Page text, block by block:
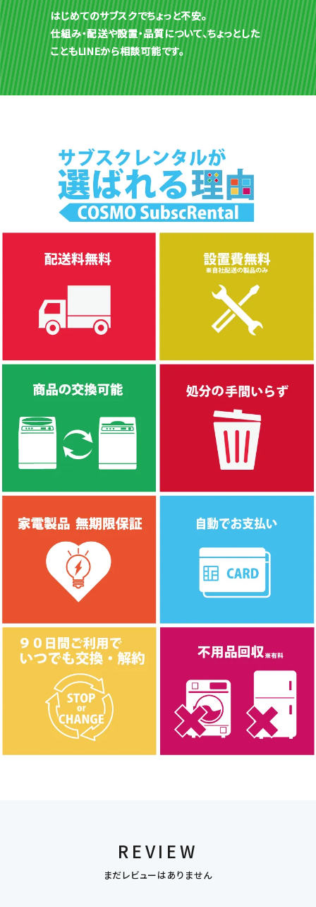
はじめてのサブスクでちょっと不安。
仕組み・配送や設置・品質について、ちょっとした
こともLINEから相談可能です。
REVIEW
まだレビューはありません